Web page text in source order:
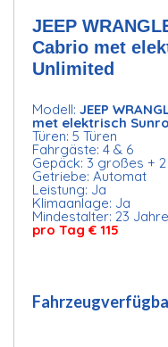
JEEP
Cabrio met
Unlimited
Modell:JEEP
met elektrisch
Türen: 5 Türen
Fahrgäste: 4 & 6
Gepäck: 3 großes +
Getriebe: Automat
Leistung: Ja
Klimaanlage: Ja
Mindestalter: 23 Jahre
pro Tag € 115